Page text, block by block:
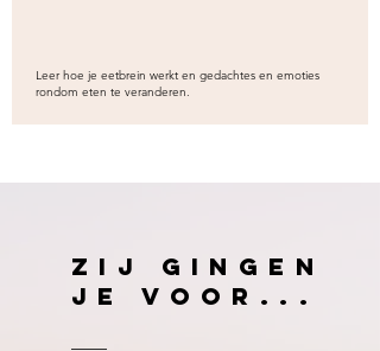
Leer hoe je eetbrein werkt en gedachtes en emoties
rondom eten te veranderen.
Zij gingen
je voor...